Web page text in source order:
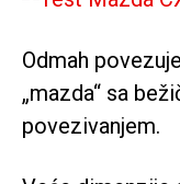
Odmah
„mazda“ sa
povezivanjem.